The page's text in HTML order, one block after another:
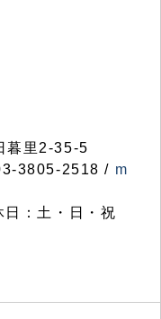
暮里2-35-5
3805-2518 / m
：土・日・祝